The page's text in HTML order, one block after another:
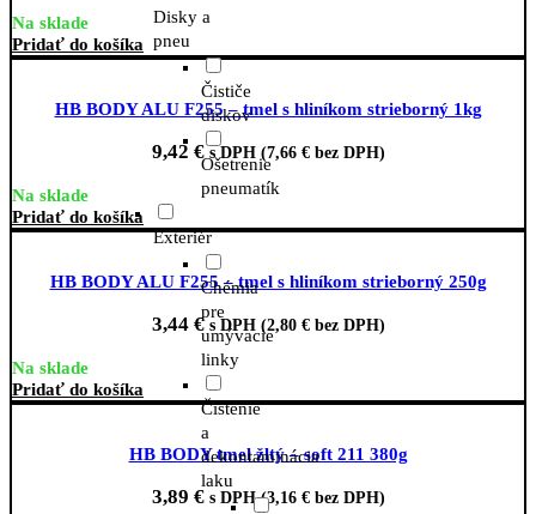
Disky a
pneu
Čističe
diskov
Ošetrenie
pneumatík
Exteriér
Chémia
pre
umývacie
linky
Čistenie
a
dekontaminácia
laku
Na sklade
Pridať do košíka
HB BODY ALU F255 – tmel s hliníkom strieborný 1kg
9,42 € s DPH (7,66 €bez DPH)
Na sklade
Pridať do košíka
HB BODY ALU F255 – tmel s hliníkom strieborný 250g
3,44 € s DPH (2,80 €bez DPH)
Na sklade
Pridať do košíka
HB BODY tmel žltý – soft 211 380g
3,89 € s DPH (3,16 €bez DPH)